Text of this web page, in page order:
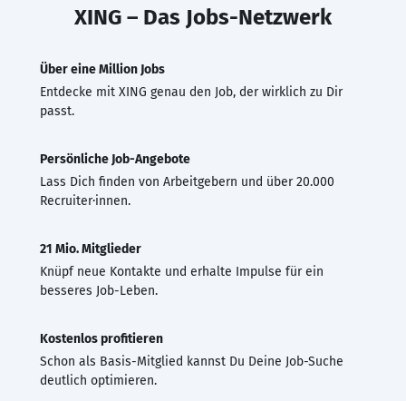
XING – Das Jobs-Netzwerk
Über eine Million Jobs
Entdecke mit XING genau den Job, der wirklich zu Dir
passt.
Persönliche Job-Angebote
Lass Dich finden von Arbeitgebern und über 20.000
Recruiter·innen.
21 Mio. Mitglieder
Knüpf neue Kontakte und erhalte Impulse für ein
besseres Job-Leben.
Kostenlos profitieren
Schon als Basis-Mitglied kannst Du Deine Job-Suche
deutlich optimieren.